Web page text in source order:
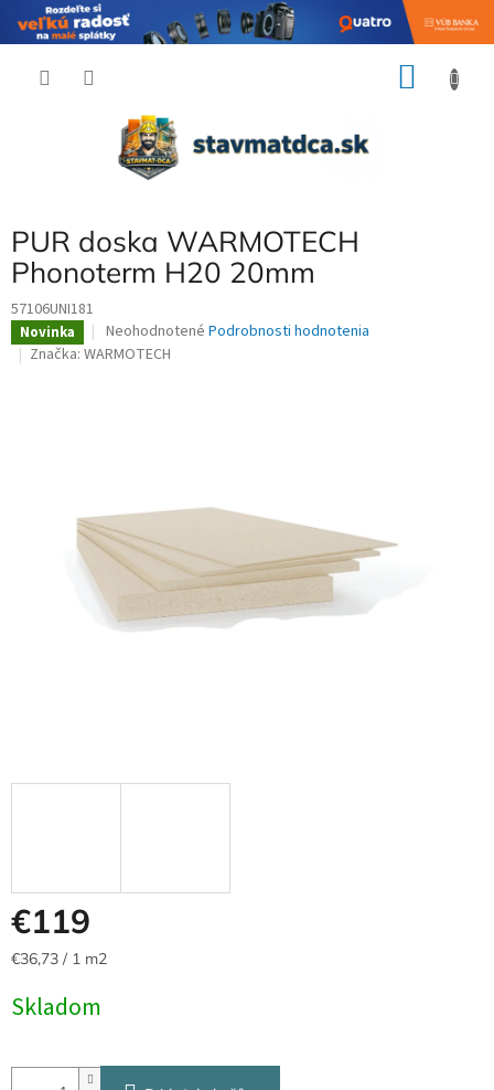
PUR doska WARMOTECH
Phonoterm H20 20mm
57106UNI181
Novinka
Priemerné
hodnotenie
Neohodnotené Podrobnosti hodnotenia
Značka: WARMOTECH
€119
Jednotková
€36,73 / 1 m2
Skladom